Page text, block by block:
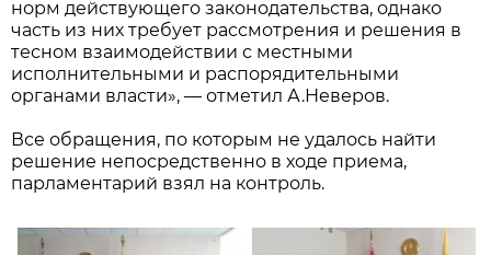
норм действующего законодательства, однако
часть из них требует рассмотрения и решения в
тесном взаимодействии с местными
исполнительными и распорядительными
органами власти», — отметил А.Неверов.
Все обращения, по которым не удалось найти
решение непосредственно в ходе приема,
парламентарий взял на контроль.